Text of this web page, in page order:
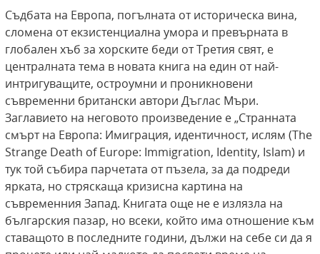
Съдбата на Европа, погълната от историческа вина,
сломена от екзистенциална умора и превърната в
глобален хъб за хорските беди от Третия свят, е
централната тема в новата книга на един от най-
интригуващите, остроумни и проникновени
съвременни британски автори Дъглас Мъри.
Заглавието на неговото произведение е „Странната
смърт на Европа: Имиграция, идентичност, ислям (The
Strange Death of Europe: Immigration, Identity, Islam) и
тук той събира парчетата от пъзела, за да подреди
ярката, но стряскаща кризисна картина на
съвременния Запад. Книгата още не е излязла на
българския пазар, но всеки, който има отношение към
ставащото в последните години, дължи на себе си да я